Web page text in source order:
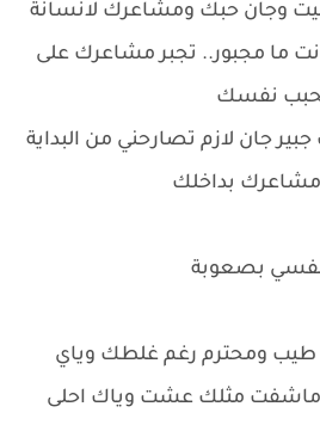
وجان حبك ومشاعرك لانسانة
ما مجبور.. تجبر مشاعرك على
نفسك
جان لازم تصارحني من البداية
بداخلك
بصعوبة
ومحترم رغم غلطك وياي
مثلك عشت وياك احلى